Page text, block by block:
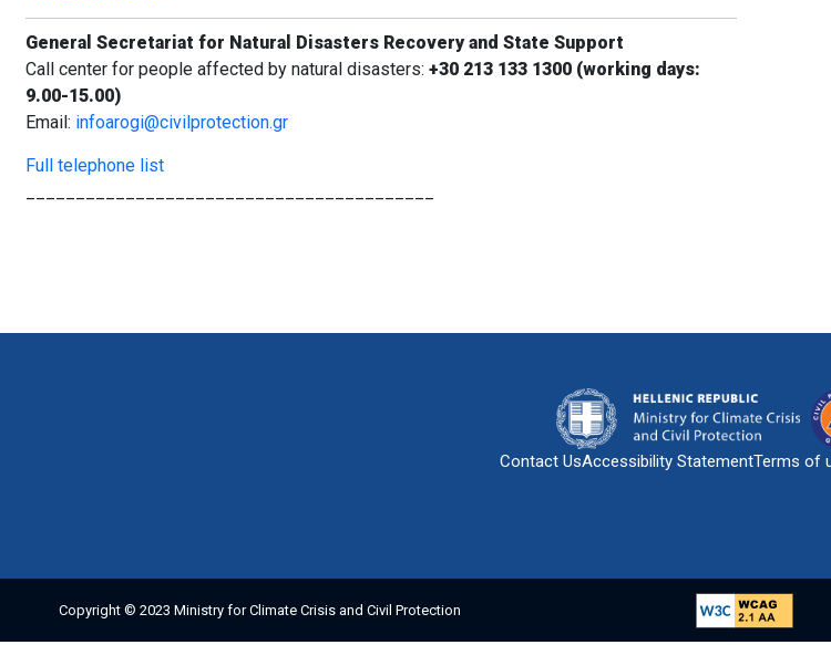
General Secretariat for Natural Disasters Recovery and State Support
Call center for people affected by natural disasters: +30 213 133 1300 (working days:
9.00-15.00)
Email: infoarogi@civilprotection.gr
Full telephone list
Contact UsAccessibility StatementTerms of
Copyright © 2023 Ministry for Climate Crisis and Civil Protection